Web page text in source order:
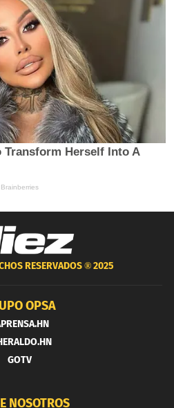
RESERVADOS ®2025
OPSA
GOTV
NOSOTROS